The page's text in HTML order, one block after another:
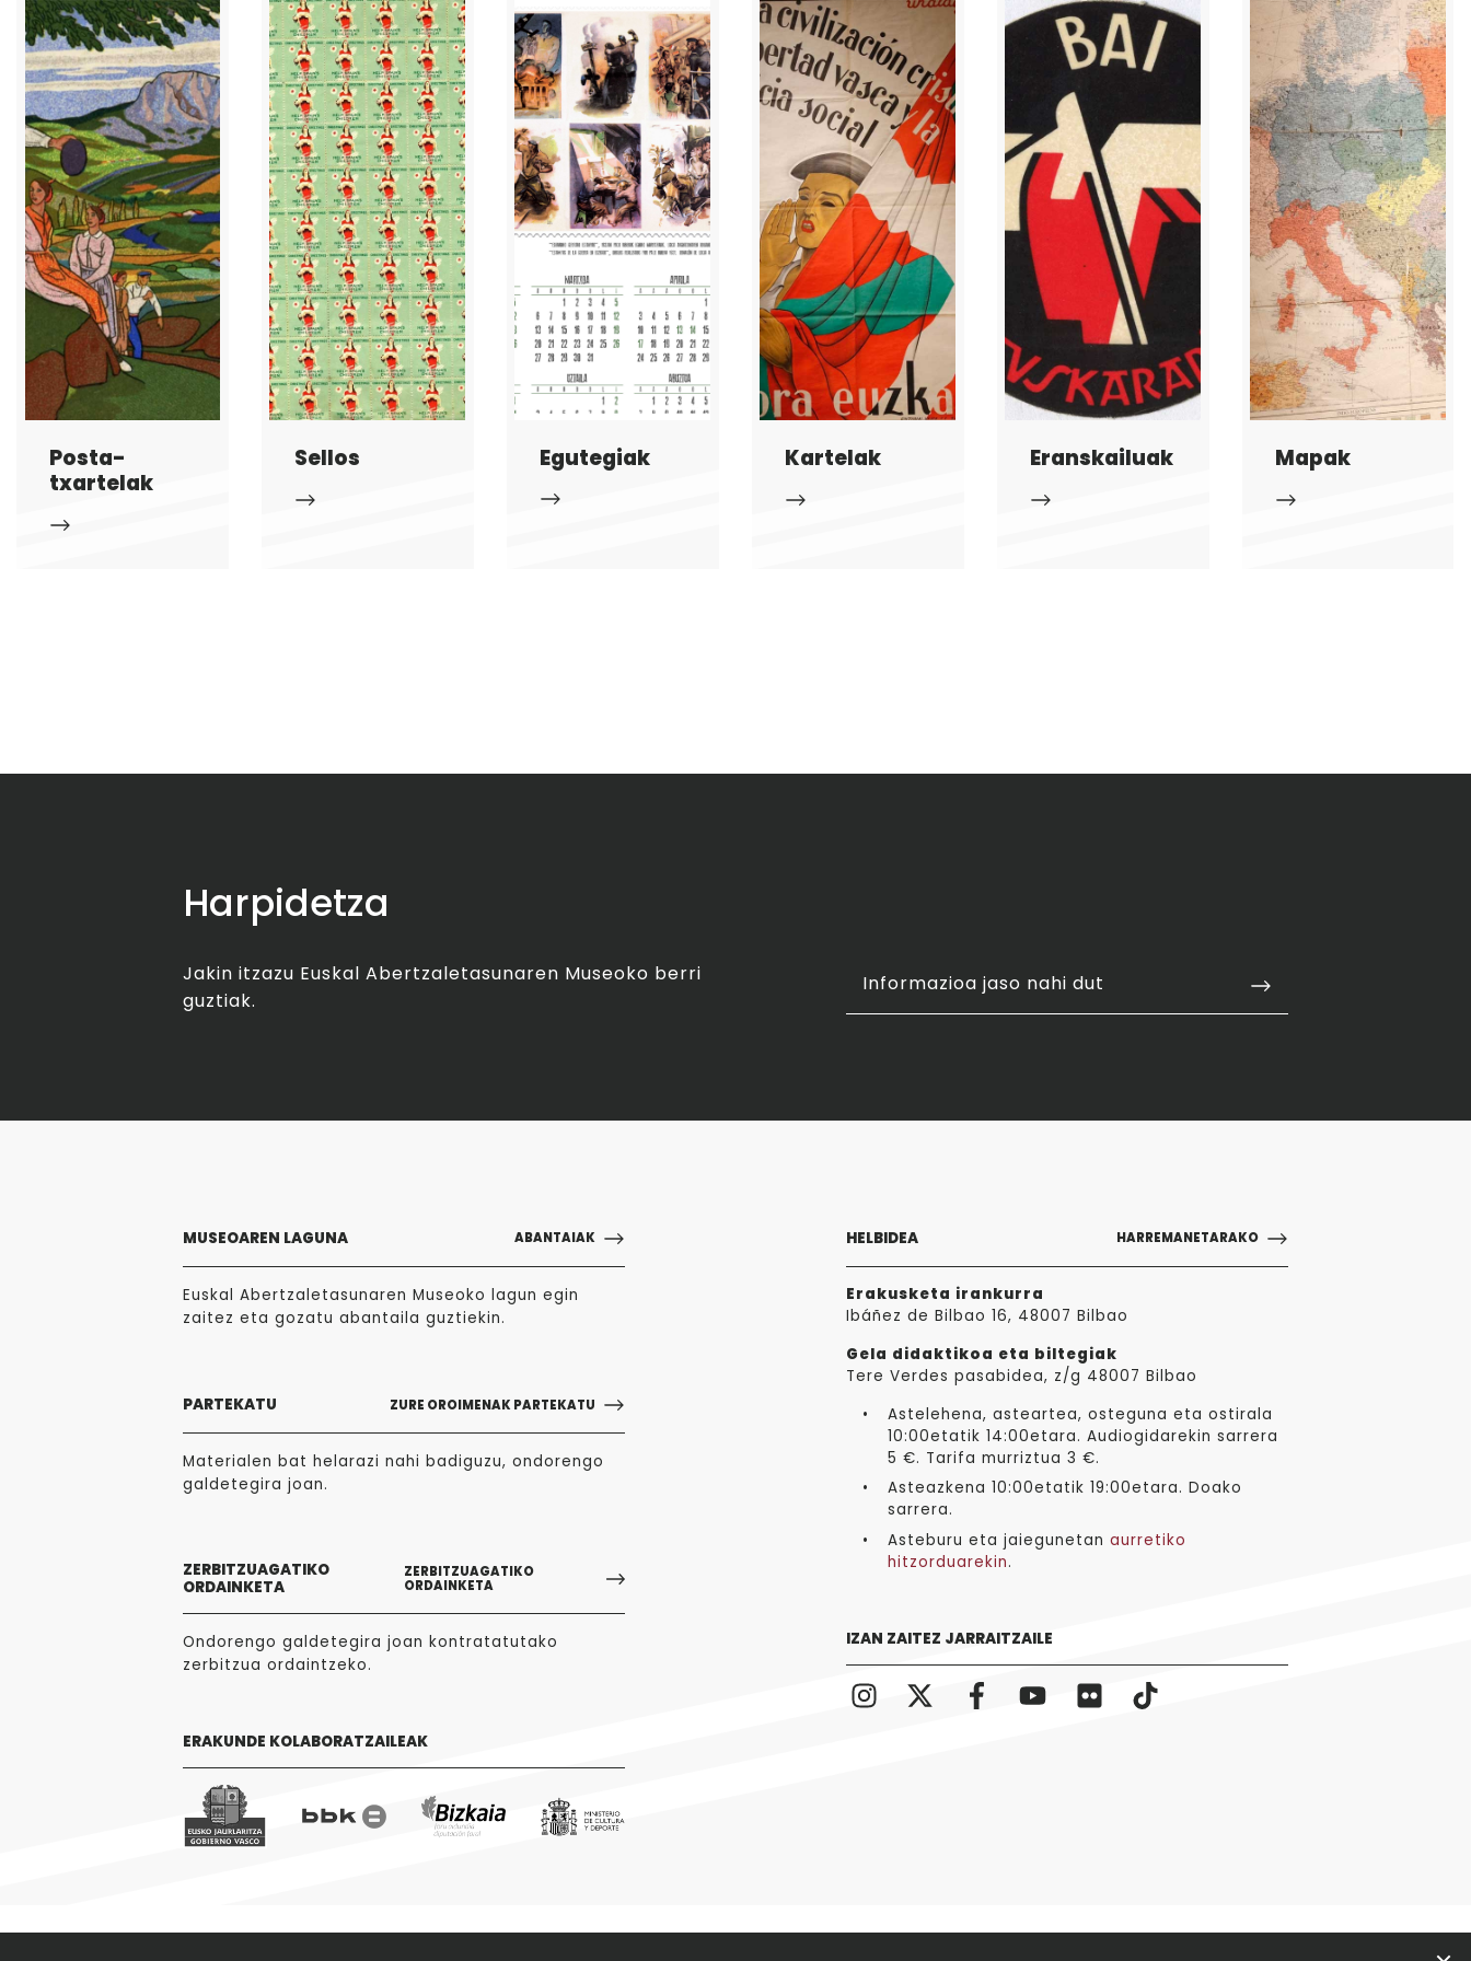
Museoko materialen bizitza
Gazte ekintzaleak
Posta-
txartelak
Sellos Egutegiak Kartelak Eranskailuak Mapak
Harpidetza
Jakin itzazu Euskal Abertzaletasunaren Museoko berri
guztiak.
Informazioa jaso nahi dut
MUSEOAREN LAGUNA ABANTAIAK
Euskal Abertzaletasunaren Museoko lagun egin
zaitez eta gozatu abantaila guztiekin.
PARTEKATU ZURE OROIMENAK PARTEKATU
Materialen bat helarazi nahi badiguzu, ondorengo
galdetegira joan.
ZERBITZUAGATIKO
ORDAINKETA
ZERBITZUAGATIKO
ORDAINKETA
Ondorengo galdetegira joan kontratatutako
zerbitzua ordaintzeko.
ERAKUNDE KOLABORATZAILEAK
HELBIDEA HARREMANETARAKO
Erakusketa irankurra
Ibáñez de Bilbao 16, 48007 Bilbao
Gela didaktikoa eta biltegiak
Tere Verdes pasabidea, z/g 48007 Bilbao
Astelehena, asteartea, osteguna eta ostirala
10:00etatik 14:00etara. Audiogidarekin sarrera
5 €. Tarifa murriztua 3 €.
Asteazkena 10:00etatik 19:00etara. Doako
sarrera.
Asteburu eta jaiegunetan aurretiko
hitzorduarekin.
IZAN ZAITEZ JARRAITZAILE